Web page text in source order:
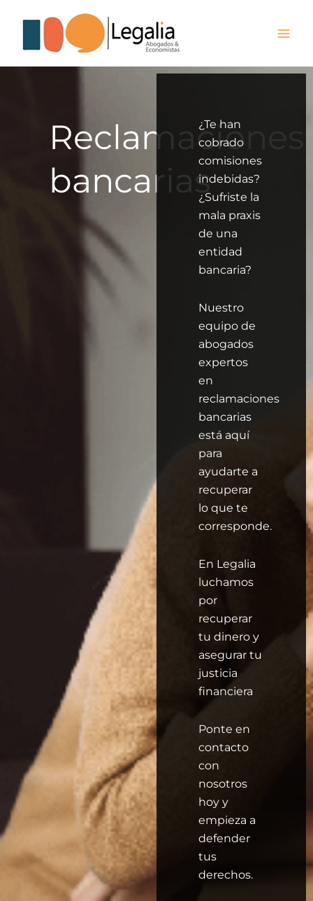
contenido
Reclamaciones
bancarias
¿Te han
cobrado
comisiones
indebidas?
¿Sufriste la
mala praxis
de una
entidad
bancaria?
Nuestro
equipo de
abogados
expertos
en
reclamaciones
bancarias
está aquí
para
ayudarte a
recuperar
lo que te
corresponde.
En Legalia
luchamos
por
recuperar
tu dinero y
asegurar tu
justicia
financiera
Ponte en
contacto
con
nosotros
hoy y
empieza a
defender
tus
derechos.